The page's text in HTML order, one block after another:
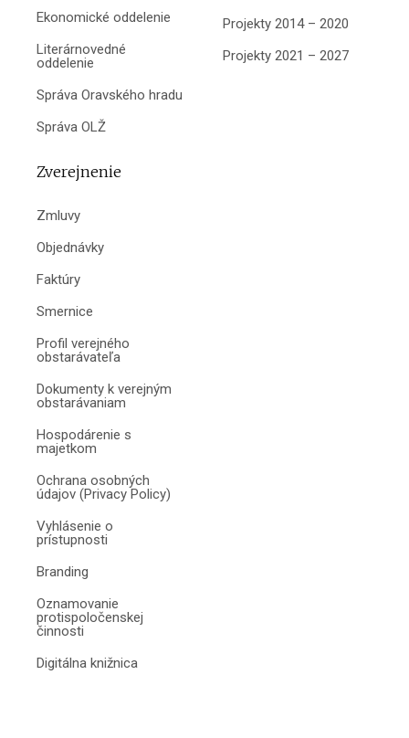
Ekonomické oddelenie
Literárnovedné
oddelenie
Správa Oravského hradu
Správa OLŽ
Projekty 2014 – 2020
Projekty 2021 – 2027
Zverejnenie
Zmluvy
Objednávky
Faktúry
Smernice
Profil verejného
obstarávateľa
Dokumenty k verejným
obstarávaniam
Hospodárenie s
majetkom
Ochrana osobných
údajov (Privacy Policy)
Vyhlásenie o
prístupnosti
Branding
Oznamovanie
protispoločenskej
činnosti
Digitálna knižnica